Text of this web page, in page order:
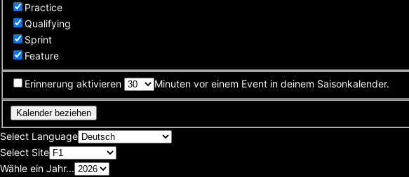
Practice
Qualifying
Sprint
Feature
Erinnerung aktivieren Minuten vor einem Event in deinem Saisonkalender.
Kalender beziehen
Select Language
Select Site
Wähle ein Jahr...